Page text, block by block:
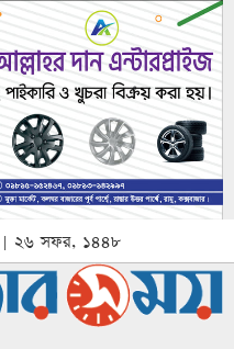
| ২৬ সফর, ১৪৪৮